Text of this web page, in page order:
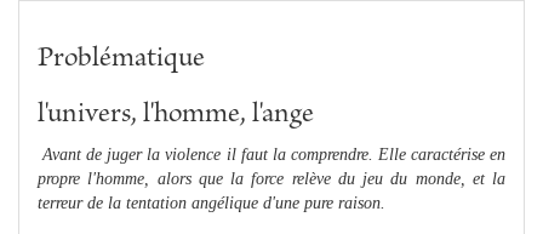
Problématique
l'univers, l'homme, l'ange
Avant de juger la violence il faut la comprendre. Elle caractérise en
propre l'homme, alors que la force relève du jeu du monde, et la
terreur de la tentation angélique d'une pure raison.